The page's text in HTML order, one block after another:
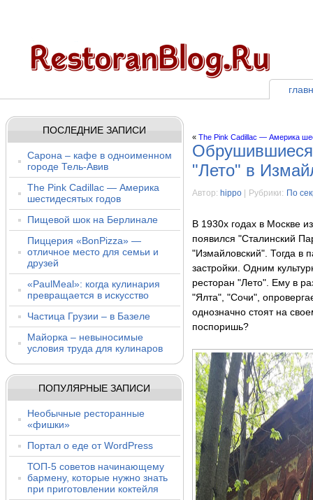
ПОСЛЕДНИЕ ЗАПИСИ
Сарона – кафе в одноименном
городе Тель-Авив
The Pink Cadillac — Америка
шестидесятых годов
Пищевой шок на Берлинале
Пиццерия «BonPizza» —
отличное место для семьи и
друзей
«PaulMeal»: когда кулинария
превращается в искусство
Частица Грузии – в Базеле
Майорка – невыносимые
условия труда для кулинаров
ПОПУЛЯРНЫЕ ЗАПИСИ
Необычные ресторанные
«фишки»
Портал о еде от WordPress
ТОП-5 советов начинающему
бармену, которые нужно знать
при приготовлении коктейля
« The Pink Cadillac — Америка
"Лето" в
Автор: hippo Рубрики: По
В 1930х годах в Москве
появился "Сталинский
"Измайловский". Тогда в
застройки. Одним
ресторан "Лето". Ему в
"Ялта", "Сочи",
однозначно стоят на
поспоришь?